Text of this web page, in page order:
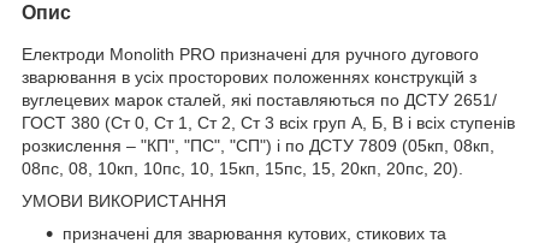
Опис
Електроди Моnolith PRO призначені для ручного дугового
зварювання в усіх просторових положеннях конструкцій з
вуглецевих марок сталей, які поставляються по ДСТУ 2651/
ГОСТ 380 (Ст 0, Ст 1, Ст 2, Ст 3 всіх груп А, Б, В і всіх ступенів
розкислення – "КП", "ПС", "СП") і по ДСТУ 7809 (05кп, 08кп,
08пс, 08, 10кп, 10пс, 10, 15кп, 15пс, 15, 20кп, 20пс, 20).
УМОВИ ВИКОРИСТАННЯ
призначені для зварювання кутових, стикових та